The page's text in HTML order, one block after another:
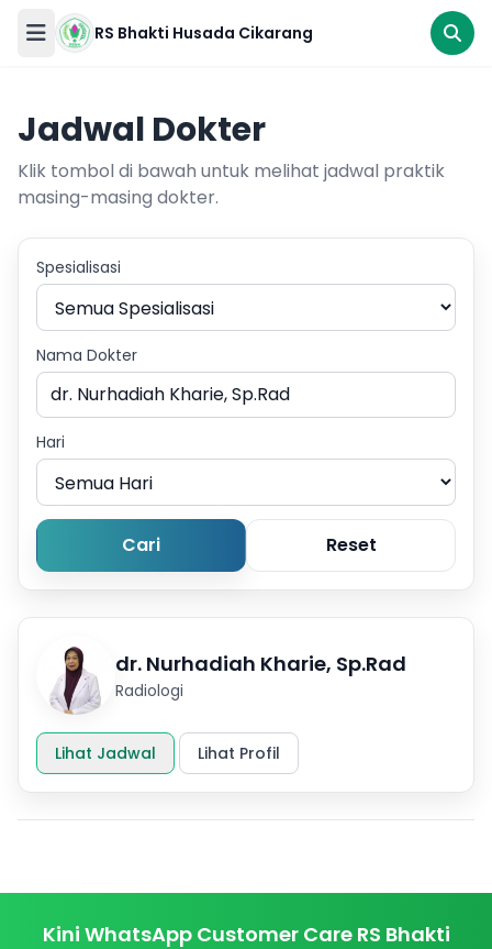
RS Bhakti Husada Cikarang
Bhakti
Husada
Gawat
Beranda
Tentang
Kami
Informasi
Karir
Ikuti
kami
Jadwal Dokter
Klik tombol di bawah untuk melihat jadwal praktik
masing-masing dokter.
Spesialisasi
Nama Dokter
Hari
Cari Reset
dr. Nurhadiah Kharie, Sp.Rad
Radiologi
Lihat Jadwal Lihat Profil
Kini WhatsApp Customer Care RS Bhakti